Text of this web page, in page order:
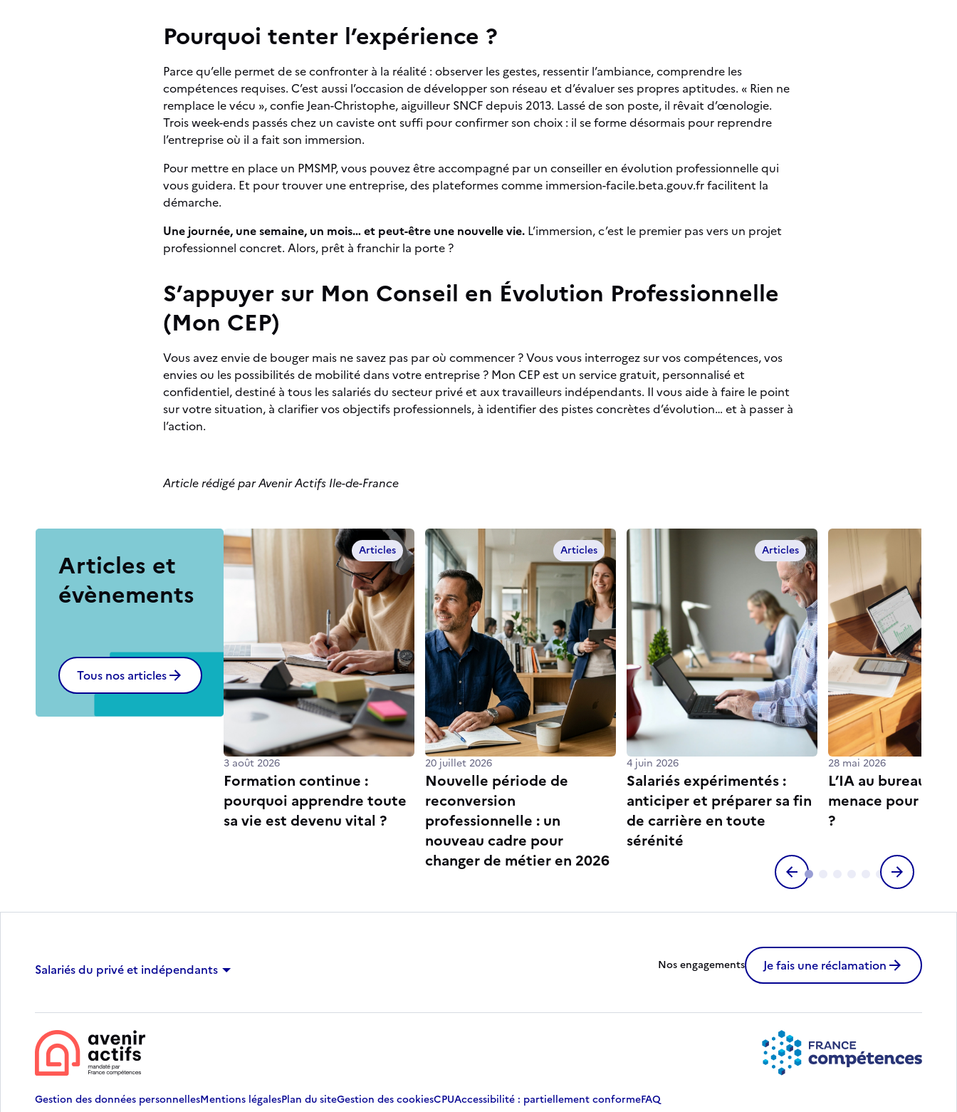
Pourquoi tenter l’expérience ?
Parce qu’elle permet de se confronter à la réalité : observer les gestes, ressentir l’ambiance, comprendre les
compétences requises. C’est aussi l’occasion de développer son réseau et d’évaluer ses propres aptitudes. « Rien ne
remplace le vécu », confie Jean-Christophe, aiguilleur SNCF depuis 2013. Lassé de son poste, il rêvait d’œnologie.
Trois week-ends passés chez un caviste ont suffi pour confirmer son choix : il se forme désormais pour reprendre
l’entreprise où il a fait son immersion.
Pour mettre en place un PMSMP, vous pouvez être accompagné par un conseiller en évolution professionnelle qui
vous guidera. Et pour trouver une entreprise, des plateformes comme immersion-facile.beta.gouv.fr facilitent la
démarche.
Une journée, une semaine, un mois… et peut-être une nouvelle vie. L’immersion, c’est le premier pas vers un projet
professionnel concret. Alors, prêt à franchir la porte ?
S’appuyer sur Mon Conseil en Évolution Professionnelle
(Mon CEP)
Vous avez envie de bouger mais ne savez pas par où commencer ? Vous vous interrogez sur vos compétences, vos
envies ou les possibilités de mobilité dans votre entreprise ? Mon CEP est un service gratuit, personnalisé et
confidentiel, destiné à tous les salariés du secteur privé et aux travailleurs indépendants. Il vous aide à faire le point
sur votre situation, à clarifier vos objectifs professionnels, à identifier des pistes concrètes d’évolution… et à passer à
l’action.
Article rédigé par Avenir Actifs Ile-de-France
Articles et
évènements
Tous nos articles
Articles
3 août 2026
Formation continue :
pourquoi apprendre toute
sa vie est devenu vital ?
Articles
20 juillet 2026
Nouvelle période de
reconversion
professionnelle : un
nouveau cadre pour
changer de métier en 2026
Articles
4 juin 2026
Salariés expérimentés :
anticiper et préparer sa fin
de carrière en toute
sérénité
28 mai 2026
L’IA au bureau :
menace pour
?
Salariés du privé et indépendants Nos engagements Je fais une réclamation
Gestion des données personnellesMentions légalesPlan du siteGestion des cookiesCPUAccessibilité : partiellement conformeFAQ